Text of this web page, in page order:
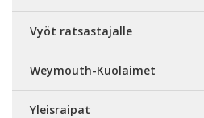
Vyöt ratsastajalle
Weymouth-Kuolaimet
Yleisraipat